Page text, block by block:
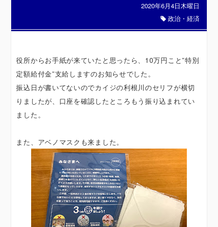
2020年6月4日木曜日
政治・経済
役所からお手紙が来ていたと思ったら、10万円こと”特別
定額給付金”支給しますのお知らせでした。
振込日が書いてないのでカイジの利根川のセリフが横切
りましたが、口座を確認したところもう振り込まれてい
ました。
また、アベノマスクも来ました。